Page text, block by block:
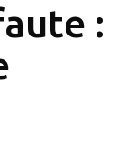
: